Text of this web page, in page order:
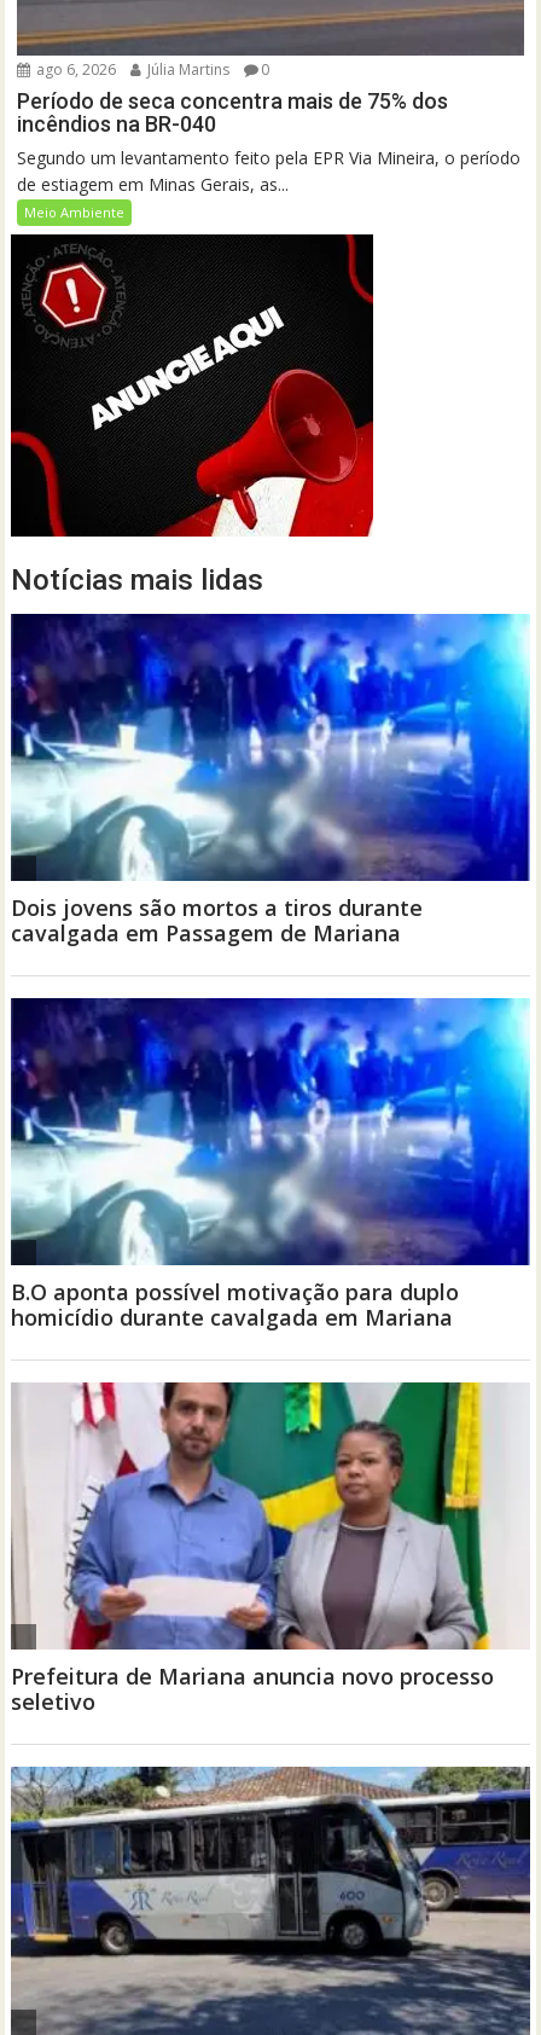
ago 6, 2026 Júlia Martins 0
Período de seca concentra mais de 75% dos
incêndios na BR-040
Segundo um levantamento feito pela EPR Via Mineira, o período
de estiagem em Minas Gerais, as...
Meio Ambiente
Notícias mais lidas